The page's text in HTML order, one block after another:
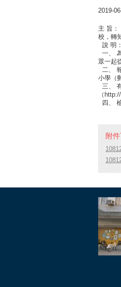
2019-
主 旨：
校，轉
說 明
一、
眾一起
二、
小學（
三、
（
四、
附